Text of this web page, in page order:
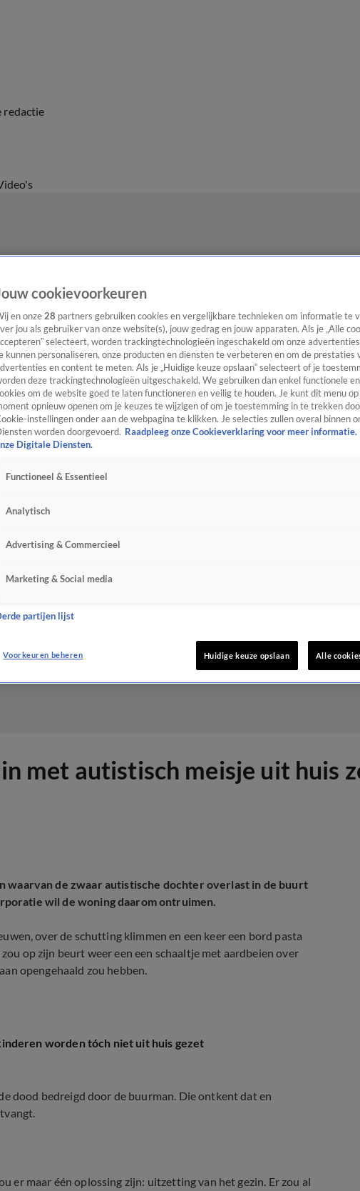
redactie
met autistisch meisje uit huis
waarvan de zwaar autistische dochter overlast in de buurt
wil de woning daarom ontruimen.
over de schutting klimmen en een keer een bord pasta
op zijn beurt weer een een schaaltje met aardbeien over
opengehaald zou hebben.
worden tóch niet uit huis gezet
dood bedreigd door de buurman. Die ontkent dat en
er maar één oplossing zijn: uitzetting van het gezin. Er zou al
cookievoorkeuren
en onze 28 partners gebruiken cookies en vergelijkbare technieken om informatie te
jou als gebruiker van onze website(s), jouw gedrag en jouw apparaten. Als je „Alle
selecteert, worden trackingtechnologieën ingeschakeld om onze
kunnen personaliseren, onze producten en diensten te verbeteren en om de prestaties
en content te meten. Als je „Huidige keuze opslaan” selecteert of je
deze trackingtechnologieën uitgeschakeld. We gebruiken dan enkel functionele
om de website goed te laten functioneren en veilig te houden. Je kunt dit menu
opnieuw openen om je keuzes te wijzigen of om je toestemming in te trekken
instellingen onder aan de webpagina te klikken. Je selecties zullen overal binnen
worden doorgevoerd. Raadpleeg onze Cookieverklaring voor meer informatie.
Digitale Diensten.
Functioneel & Essentieel
Analytisch
Advertising & Commercieel
Marketing & Social media
partijen lijst
Voorkeuren beheren Huidige keuze opslaan Alle